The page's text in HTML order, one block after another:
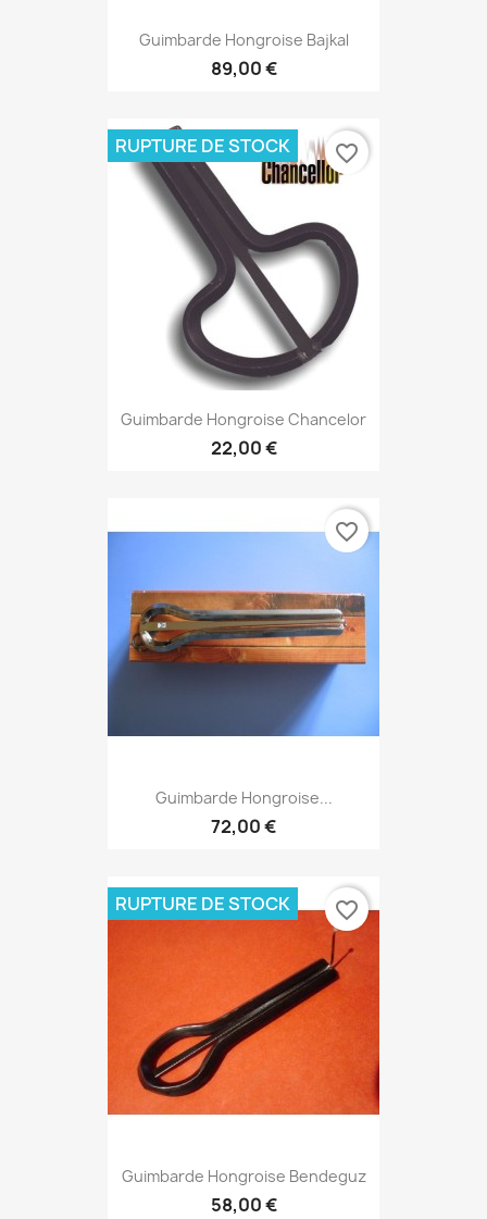
Guimbarde Hongroise Bajkal
89,00 €
Guimbarde Hongroise Chancelor
22,00 €
RUPTURE DE STOCK favorite_border
Guimbarde Hongroise...
72,00 €
favorite_border
Guimbarde Hongroise Bendeguz
58,00 €
RUPTURE DE STOCK favorite_border